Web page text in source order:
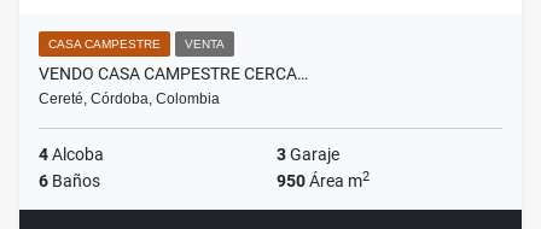
CASA CAMPESTRE VENTA
VENDO CASA CAMPESTRE CERCA…
Cereté, Córdoba, Colombia
4Alcoba 3Garaje
6 Baños 950Área m2